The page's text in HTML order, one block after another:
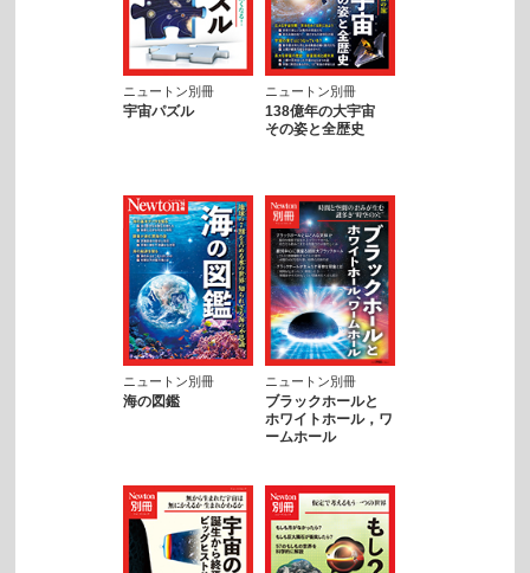
ニュートン別冊
宇宙パズル
ニュートン別冊
138億年の大宇宙
その姿と全歴史
ニュートン別冊
海の図鑑
ニュートン別冊
ブラックホールと
ホワイトホール，ワ
ームホール